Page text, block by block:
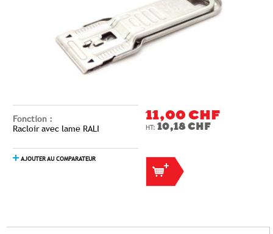
Fonction :
Racloir avec lame RALI
AJOUTER AU COMPARATEUR
11,00 CHF
10,18 CHF